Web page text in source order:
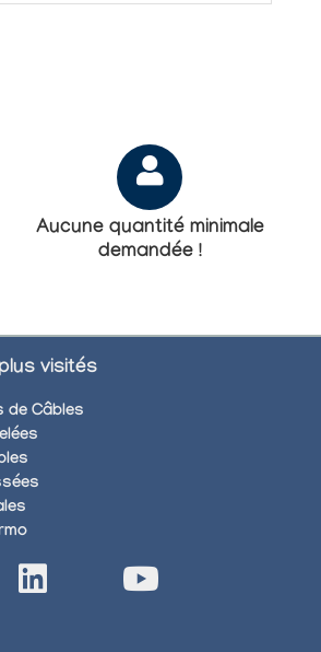
Aucune quantité minimale
demandée !
visités
de Câbles